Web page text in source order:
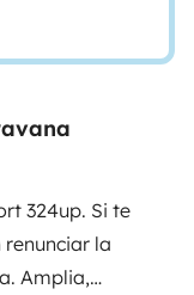
324up. Si te
la
Amplia,